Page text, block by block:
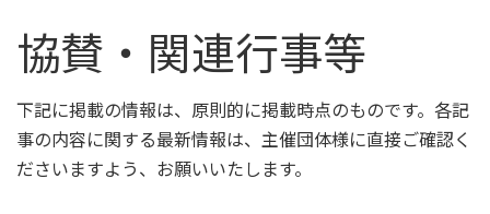
協賛・関連行事等
下記に掲載の情報は、原則的に掲載時点のものです。各記
事の内容に関する最新情報は、主催団体様に直接ご確認く
ださいますよう、お願いいたします。